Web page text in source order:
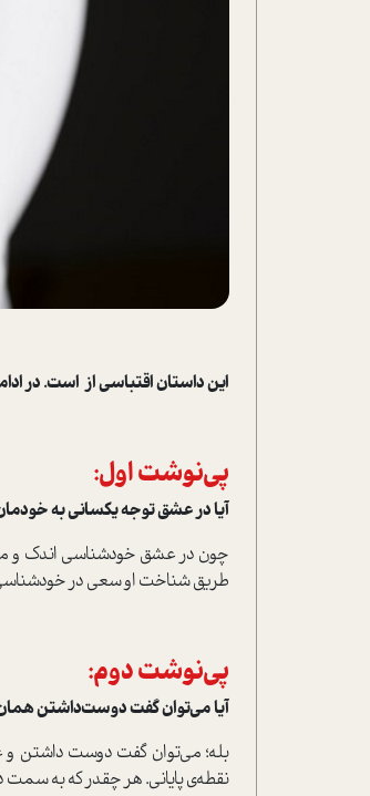
این داستان اقتباسی از است. در
پی‌نوشت اول:
آیا در عشق توجه یکسانی به
چون در عشق خودشناسی اندک و
طریق شناخت او سعی در
پی‌نوشت دوم:
آیا می‌توان گفت دوست‌داشتن
بله؛ می‌توان گفت دوست داشتن و
نقطه‌ی پایانی. هر چقدر که به